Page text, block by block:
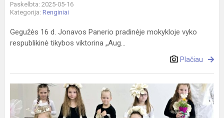
Paskelbta: 2025-05-16
Kategorija: Renginiai
Gegužės 16 d. Jonavos Panerio pradinėje mokykloje vyko
respublikinė tikybos viktorina „Aug...
Plačiau
šou
2025